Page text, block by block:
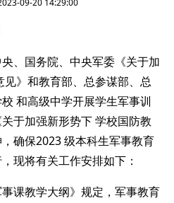
教师邮箱
学生邮箱
09-20 14:29:00
、国务院、中央军委《关于加
》和教育部、总参谋部、总
和高级中学开展学生军事训
于加强新形势下 学校国防教
确保2023 级本科生军事教育
现将有关工作安排如下：
课教学大纲》规定，军事教育